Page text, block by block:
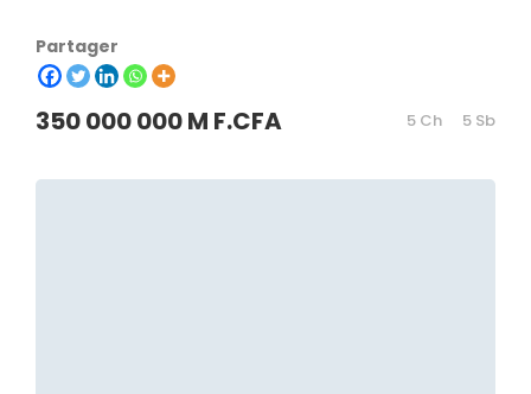
Partager
350 000 000 M F.CFA 5 Ch 5 Sb